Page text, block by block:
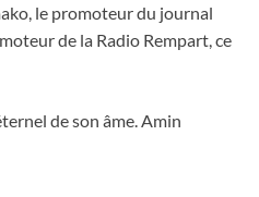
le promoteur du journal
de la Radio Rempart, ce
de son âme. Amin